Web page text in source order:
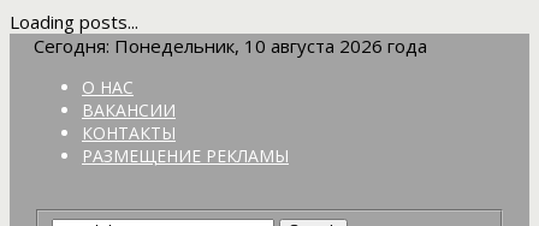
Loading posts...
Сегодня: Понедельник, 10 августа 2026 года
О НАС
ВАКАНСИИ
КОНТАКТЫ
РАЗМЕЩЕНИЕ РЕКЛАМЫ